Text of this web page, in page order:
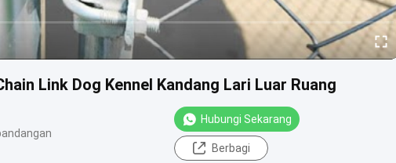
Link Dog Kennel Kandang Lari Luar Ruang
Hubungi Sekarang
Berbagi